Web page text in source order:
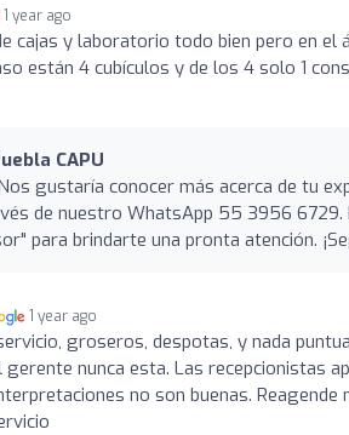
1 year ago
cajas y laboratorio todo bien pero en
están 4 cubículos y de los 4 solo 1
CAPU
gustaría conocer más acerca de tu
de nuestro WhatsApp 55 3956
para brindarte una pronta atención.
1 year ago
groseros, despotas, y nada
nunca esta. Las recepcionistas
no son buenas. Reagende